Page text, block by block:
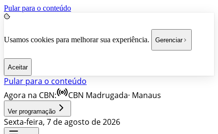
Pular para o conteúdo
Usamos cookies para melhorar sua experiência. Gerenciar
Aceitar
Pular para o conteúdo
Agora na CBN:
CBN Madrugada· Manaus
Ver programação
Sexta-feira, 7 de agosto de 2026